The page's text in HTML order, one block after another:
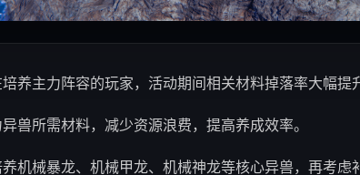
养主力阵容的玩家，活动期间相关材料掉落率大幅提
兽所需材料，减少资源浪费，提高养成效率。
机械暴龙、机械甲龙、机械神龙等核心异兽，再考虑